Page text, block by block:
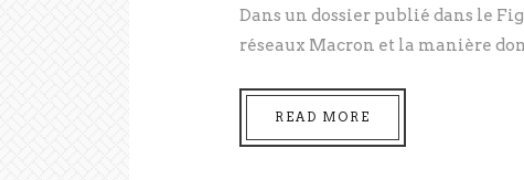
Dans un dossier publié dans le
réseaux Macron et la manière
READ MORE